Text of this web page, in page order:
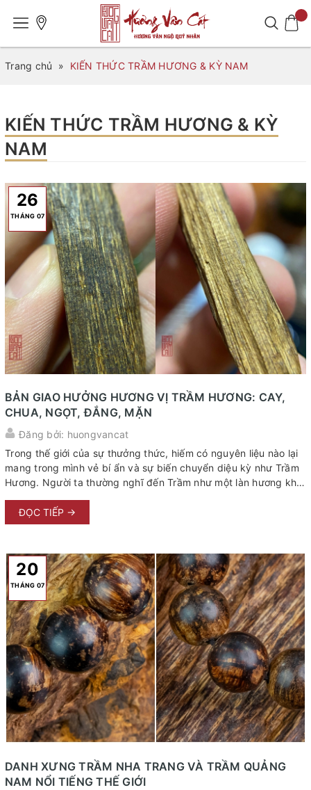
Trang chủ » KIẾN THỨC TRẦM HƯƠNG & KỲ NAM
KIẾN THỨC TRẦM HƯƠNG & KỲ
NAM
26
THÁNG 07
BẢN GIAO HƯỞNG HƯƠNG VỊ TRẦM HƯƠNG: CAY,
CHUA, NGỌT, ĐẮNG, MẶN
Đăng bởi: huongvancat
Trong thế giới của sự thưởng thức, hiếm có nguyên liệu nào lại
mang trong mình vẻ bí ẩn và sự biến chuyển diệu kỳ như Trầm
Hương. Người ta thường nghĩ đến Trầm như một làn hương khói
một kỷ vật đắt giá của núi rừng. Thế nhưng, nếu dừng lại ở thị
giác hay khứu giác, ta có lẽ đã lỡ mất một nửa chương nhạc
những tinh túy được chạm vào đầu lưỡi hay len lỏi qua từng
tầng giác quan, m...
ĐỌC TIẾP →
20
THÁNG 07
DANH XƯNG TRẦM NHA TRANG VÀ TRẦM QUẢNG
NAM NỔI TIẾNG THẾ GIỚI